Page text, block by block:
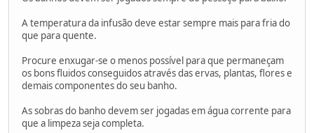
A temperatura da infusão deve estar sempre mais para fria do
que para quente.
Procure enxugar-se o menos possível para que permaneçam
os bons fluidos conseguidos através das ervas, plantas, flores e
demais componentes do seu banho.
As sobras do banho devem ser jogadas em água corrente para
que a limpeza seja completa.